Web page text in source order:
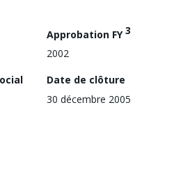
Approbation FY3
2002
Date de clôture
30 décembre 2005